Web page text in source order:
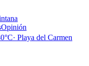
Opinión
°C· Playa del Carmen